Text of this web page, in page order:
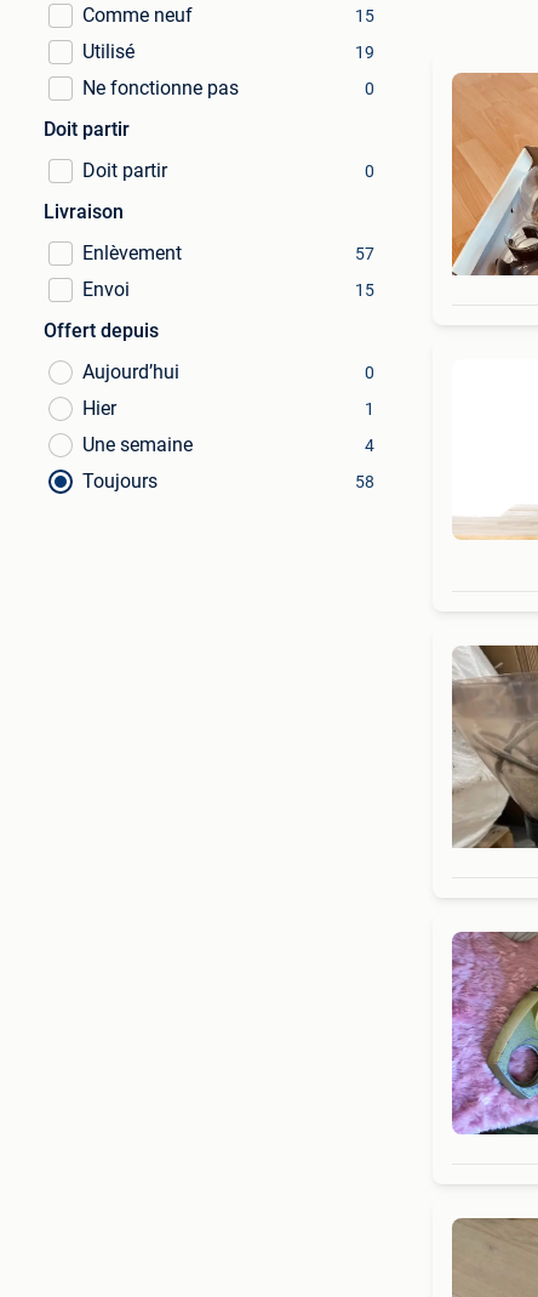
Comme neuf 15
Utilisé 19
Ne fonctionne pas 0
Doit partir
Doit partir
0
Livraison
Enlèvement
57
Envoi 15
Offert depuis
Aujourd’hui
0
Hier 1
Une semaine 4
Toujours 58